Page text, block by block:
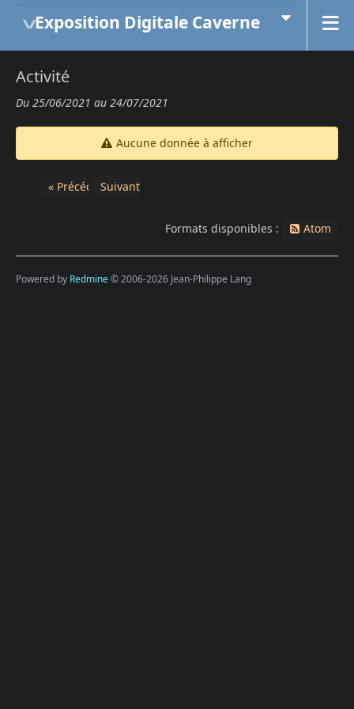
Exposition Digitale Caverne
Activité
Du 25/06/2021 au 24/07/2021
Aucune donnée à afficher
« PrécédentSuivant »
Formats disponibles : Atom
Powered by Redmine© 2006-2026 Jean-Philippe Lang